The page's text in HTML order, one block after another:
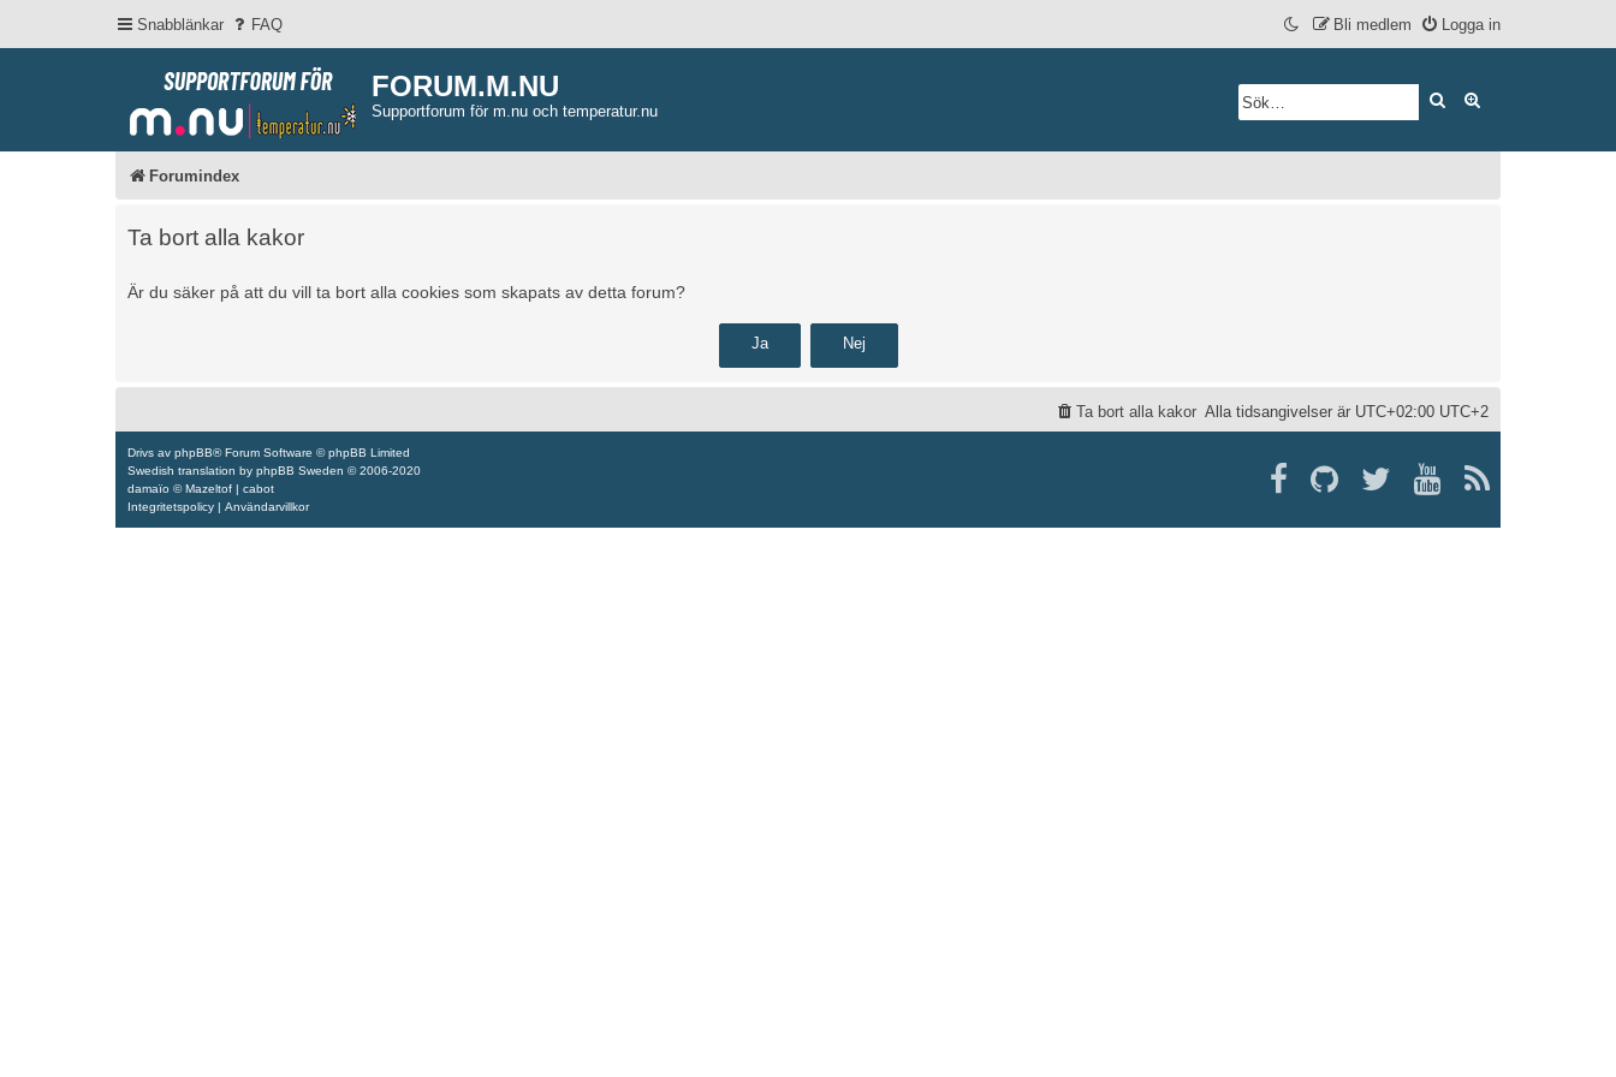
Snabblänkar FAQ Logga in
Bli medlem
FORUM.M.NU
Supportforum för m.nu och temperatur.nu
Sök
Forumindex
Ta bort alla kakor
Är du säker på att du vill ta bort alla cookies som skapats av detta forum?
Alla tidsangivelser är UTC+02:00 UTC+2
Ta bort alla kakor
Drivs av phpBB® Forum Software © phpBB Limited
Swedish translation by phpBB Sweden © 2006-2020
damaïo ©Mazeltof | cabot
Integritetspolicy | Användarvillkor